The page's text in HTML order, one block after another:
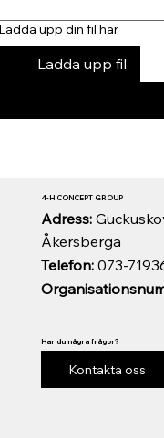
upp din fil här
Ladda upp fil
Telefon:073-
Adress:
Åkersberga
4-H CONCEPT GROUP
Har du några frågor?
Kontakta oss